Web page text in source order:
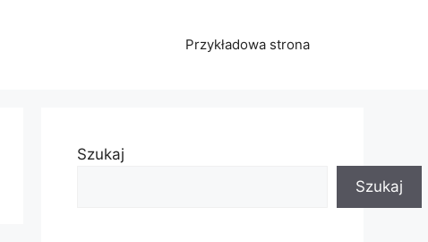
Przykładowa strona
Szukaj
Szukaj